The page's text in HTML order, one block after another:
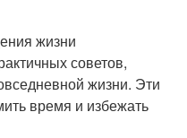
жизни
советов,
жизни. Эти
время и избежать